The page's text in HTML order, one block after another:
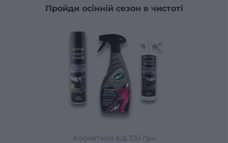
Пройди осінній сезон в чистоті
Косметика від 100 грн